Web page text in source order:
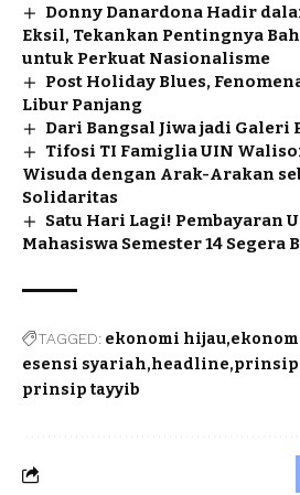
Donny Danardona Hadir
Eksil, Tekankan Pentingnya
untuk Perkuat Nasionalisme
Post Holiday Blues,
Libur Panjang
Dari Bangsal Jiwa jadi Galeri
Tifosi TI Famiglia UIN
Wisuda dengan Arak-Arakan
Solidaritas
Satu Hari Lagi! Pembayaran
Mahasiswa Semester 14 Segera
TAGGED: ekonomi hijau
esensi syariah headline prinsip
prinsip tayyib